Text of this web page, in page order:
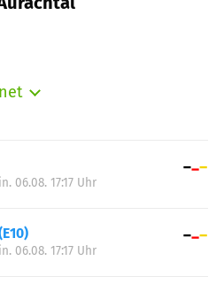
06:00-19:30
06:00-19:30
06.08. 17:17 Uhr
06.08. 17:17 Uhr